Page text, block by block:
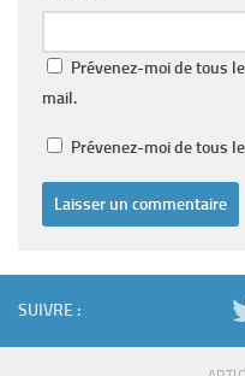
Prévenez-moi de tous
mail.
Prévenez-moi de tous
SUIVRE :